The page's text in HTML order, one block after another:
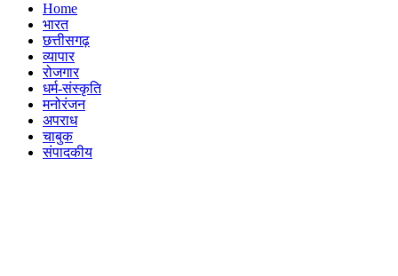
Home
भारत
छत्तीसगढ़
व्यापार
रोजगार
धर्म-संस्कृति
मनोरंजन
अपराध
चाबुक
संपादकीय